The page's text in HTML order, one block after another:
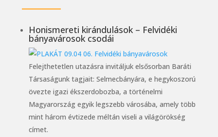
Honismereti kirándulások – Felvidéki
bányavárosok csodái
Felejthetetlen utazásra invitáljuk elsősorban Baráti
Társaságunk tagjait: Selmecbányára, e hegykoszorú
övezte igazi ékszerdobozba, a történelmi
Magyarország egyik legszebb városába, amely több
mint három évtizede méltán viseli a világörökség
címet.